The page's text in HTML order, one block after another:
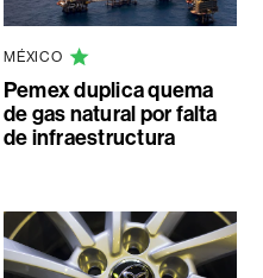
MÉXICO
Pemex duplica quema
de gas natural por falta
de infraestructura